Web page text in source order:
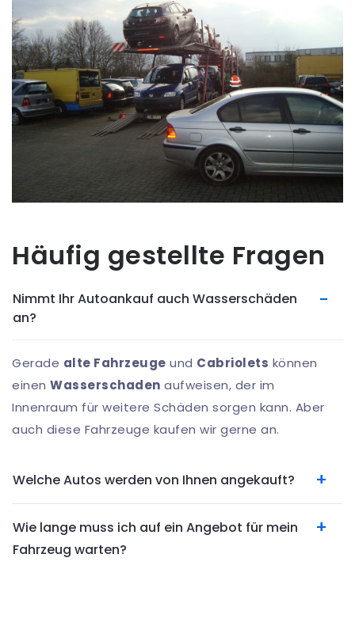
Häufig gestellte Fragen
Nimmt Ihr Autoankauf auch Wasserschäden
an?
Gerade alte Fahrzeuge und Cabriolets können
einen Wasserschaden aufweisen, der im
Innenraum für weitere Schäden sorgen kann. Aber
auch diese Fahrzeuge kaufen wir gerne an.
Welche Autos werden von Ihnen angekauft?
Wie lange muss ich auf ein Angebot für mein
Fahrzeug warten?